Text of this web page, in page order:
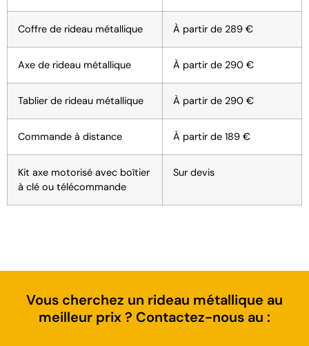
Coffre de rideau métallique À partir de 289 €
Axe de rideau métallique À partir de 290 €
Tablier de rideau métallique À partir de 290 €
Commande à distance À partir de 189 €
Kit axe motorisé avec boîtier
à clé ou télécommande
Sur devis
Vous cherchez un rideau métallique au
meilleur prix ? Contactez-nous au :